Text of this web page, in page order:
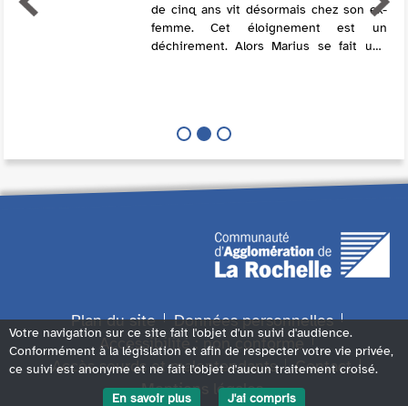
de cinq ans vit désormais chez son ex-
femme. Cet éloignement est un
déchirement. Alors Marius se fait une
Plan du site
Données personnelles
Accessibilité : non conforme
Accès sourds et malentendants
Contact
Mentions légales
Votre navigation sur ce site fait l'objet d'un suivi d'audience.
Conformément à la législation et afin de respecter votre vie privée,
ce suivi est anonyme et ne fait l'objet d'aucun traitement croisé.
En savoir plus
J'ai compris